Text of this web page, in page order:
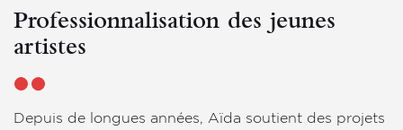
Professionnalisation des jeunes
artistes
Depuis de longues années, Aïda soutient des projets